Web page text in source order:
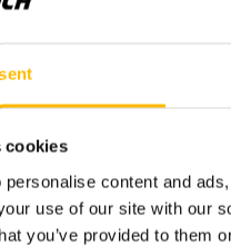
cookies
content and
use of our site with our
you’ve provided to them